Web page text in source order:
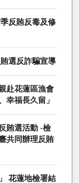
反賄反毒及修
選反詐騙宣導
赴花蓮區漁會
幸福長久留」
賄選活動 -檢
共同辦理反賄
花蓮地檢署結